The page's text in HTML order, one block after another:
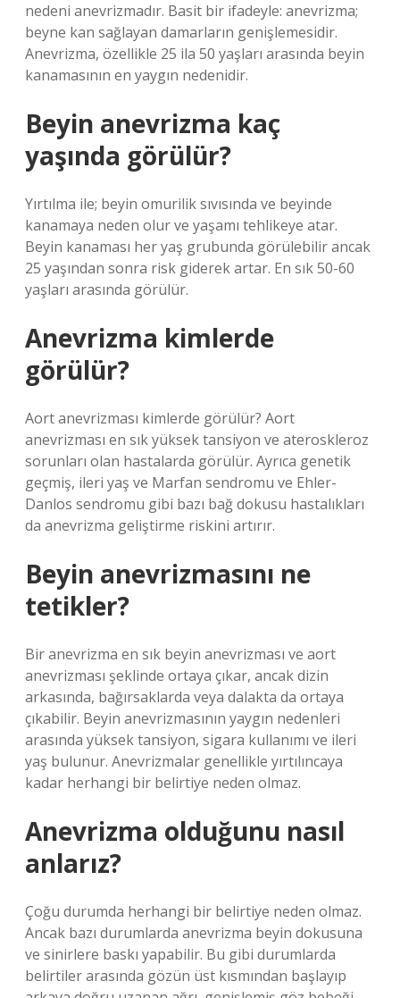
nedeni anevrizmadır. Basit bir ifadeyle: anevrizma;
beyne kan sağlayan damarların genişlemesidir.
Anevrizma, özellikle 25 ila 50 yaşları arasında beyin
kanamasının en yaygın nedenidir.
Beyin anevrizma kaç
yaşında görülür?
Yırtılma ile; beyin omurilik sıvısında ve beyinde
kanamaya neden olur ve yaşamı tehlikeye atar.
Beyin kanaması her yaş grubunda görülebilir ancak
25 yaşından sonra risk giderek artar. En sık 50-60
yaşları arasında görülür.
Anevrizma kimlerde
görülür?
Aort anevrizması kimlerde görülür? Aort
anevrizması en sık yüksek tansiyon ve ateroskleroz
sorunları olan hastalarda görülür. Ayrıca genetik
geçmiş, ileri yaş ve Marfan sendromu ve Ehler-
Danlos sendromu gibi bazı bağ dokusu hastalıkları
da anevrizma geliştirme riskini artırır.
Beyin anevrizmasını ne
tetikler?
Bir anevrizma en sık beyin anevrizması ve aort
anevrizması şeklinde ortaya çıkar, ancak dizin
arkasında, bağırsaklarda veya dalakta da ortaya
çıkabilir. Beyin anevrizmasının yaygın nedenleri
arasında yüksek tansiyon, sigara kullanımı ve ileri
yaş bulunur. Anevrizmalar genellikle yırtılıncaya
kadar herhangi bir belirtiye neden olmaz.
Anevrizma olduğunu nasıl
anlarız?
Çoğu durumda herhangi bir belirtiye neden olmaz.
Ancak bazı durumlarda anevrizma beyin dokusuna
ve sinirlere baskı yapabilir. Bu gibi durumlarda
belirtiler arasında gözün üst kısmından başlayıp